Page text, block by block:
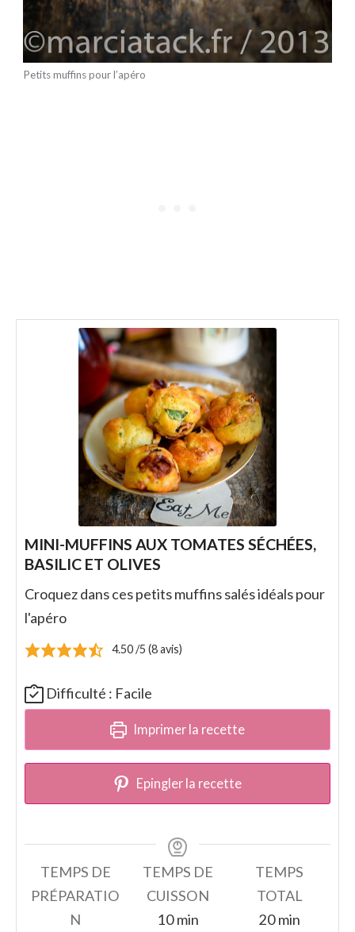
Petits muffins pour l’apéro
MINI-MUFFINS AUX TOMATES SÉCHÉES,
BASILIC ET OLIVES
Croquez dans ces petits muffins salés idéals pour
l'apéro
4.50/5 (8avis)
Difficulté : Facile
Imprimer la recette
Epingler la recette
TEMPS DE
PRÉPARATIO
N
TEMPS DE
CUISSON
10minutes
min
TEMPS
TOTAL
20minutes
min